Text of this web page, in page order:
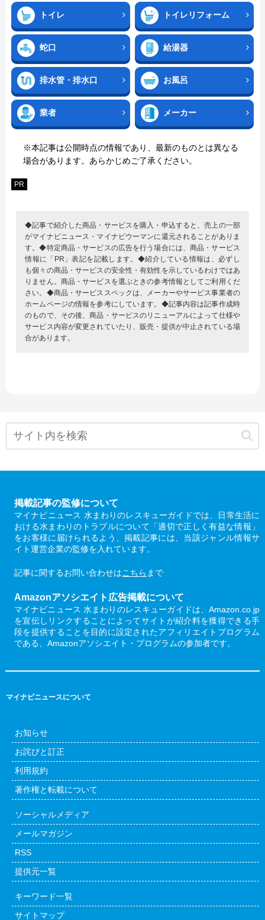
トイレ トイレリフォーム
蛇口 給湯器
排水管・排水口 お風呂
業者 メーカー
※本記事は公開時点の情報であり、最新のものとは異なる
場合があります。あらかじめご了承ください。
PR
◆記事で紹介した商品・サービスを購入・申込すると、売上の一部
がマイナビニュース・マイナビウーマンに還元されることがありま
す。◆特定商品・サービスの広告を行う場合には、商品・サービス
情報に「PR」表記を記載します。◆紹介している情報は、必ずし
も個々の商品・サービスの安全性・有効性を示しているわけではあ
りません。商品・サービスを選ぶときの参考情報としてご利用くだ
さい。◆商品・サービススペックは、メーカーやサービス事業者の
ホームページの情報を参考にしています。◆記事内容は記事作成時
のもので、その後、商品・サービスのリニューアルによって仕様や
サービス内容が変更されていたり、販売・提供が中止されている場
合があります。
掲載記事の監修について
マイナビニュース 水まわりのレスキューガイドでは、日常生活に
おける水まわりのトラブルについて「適切で正しく有益な情報」
をお客様に届けられるよう、掲載記事には、当該ジャンル情報サ
イト運営企業の監修を入れています。
記事に関するお問い合わせはこちら まで
Amazonアソシエイト広告掲載について
マイナビニュース 水まわりのレスキューガイドは、Amazon.co.jp
を宣伝しリンクすることによってサイトが紹介料を獲得できる手
段を提供することを目的に設定されたアフィリエイトプログラム
である、Amazonアソシエイト・プログラムの参加者です。
マイナビニュースについて
お知らせ
お詫びと訂正
利用規約
著作権と転載について
ソーシャルメディア
メールマガジン
RSS
提供元一覧
キーワード一覧
サイトマップ